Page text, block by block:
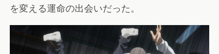
を変える運命の出会いだった。